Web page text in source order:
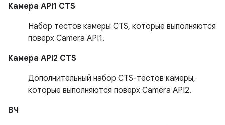
Камера API1 CTS
Набор тестов камеры CTS, которые выполняются
поверх Camera API1.
Камера API2 CTS
Дополнительный набор CTS-тестов камеры,
которые выполняются поверх Camera API2.
ВЧ